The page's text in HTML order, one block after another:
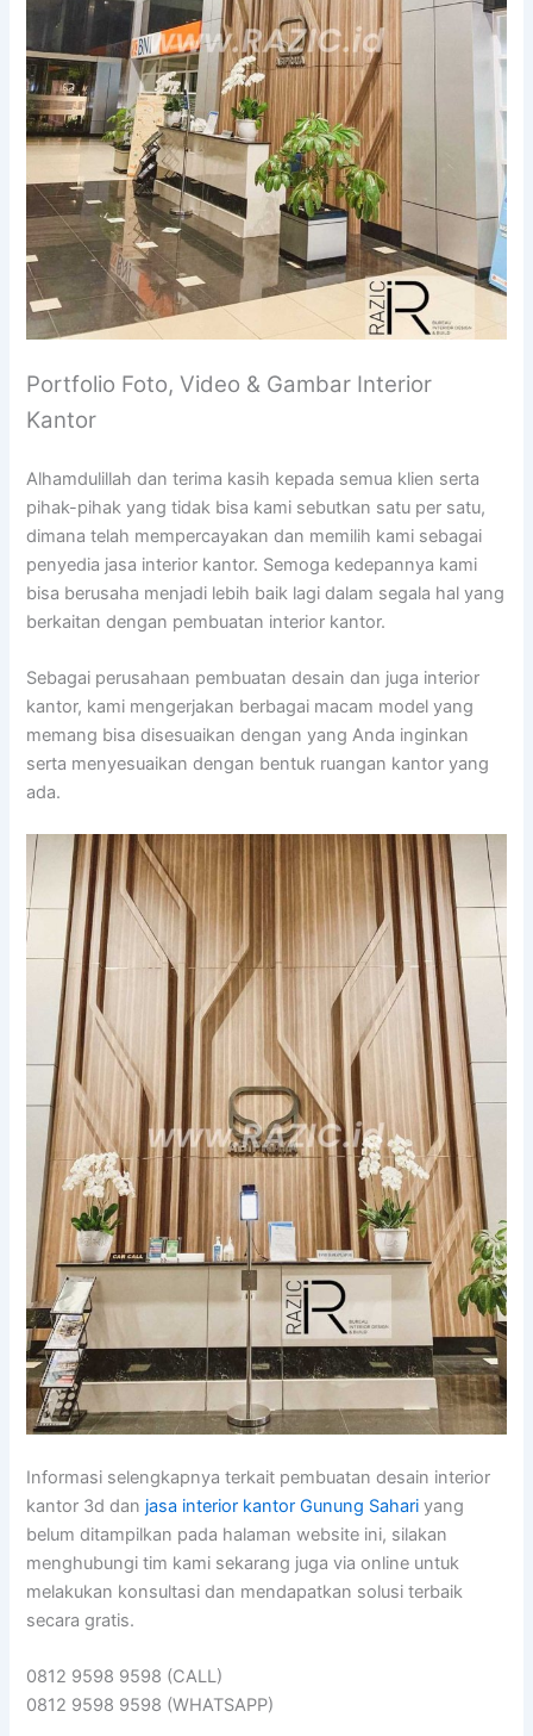
Portfolio Foto, Video & Gambar Interior
Kantor
Alhamdulillah dan terima kasih kepada semua klien serta
pihak-pihak yang tidak bisa kami sebutkan satu per satu,
dimana telah mempercayakan dan memilih kami sebagai
penyedia jasa interior kantor. Semoga kedepannya kami
bisa berusaha menjadi lebih baik lagi dalam segala hal yang
berkaitan dengan pembuatan interior kantor.
Sebagai perusahaan pembuatan desain dan juga interior
kantor, kami mengerjakan berbagai macam model yang
memang bisa disesuaikan dengan yang Anda inginkan
serta menyesuaikan dengan bentuk ruangan kantor yang
ada.
Informasi selengkapnya terkait pembuatan desain interior
kantor 3d dan jasa interior kantor Gunung Sahari yang
belum ditampilkan pada halaman website ini, silakan
menghubungi tim kami sekarang juga via online untuk
melakukan konsultasi dan mendapatkan solusi terbaik
secara gratis.
0812 9598 9598 (CALL)
0812 9598 9598 (WHATSAPP)